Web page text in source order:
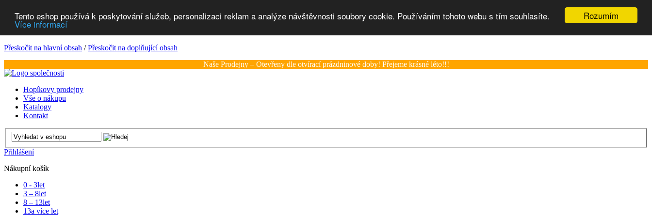
Rozumím
Tento eshop používá k poskytování služeb, personalizaci reklam a analýze návštěvnosti soubory cookie. Používáním tohoto webu s tím souhlasíte.
Více informací
Přeskočit na hlavní obsah /Přeskočit na doplňující obsah
Naše Prodejny – Otevřeny dle otvírací prázdninové doby! Přejeme krásné léto!!!
Hopíkovy prodejny
Vše o nákupu
Katalogy
Kontakt
Přihlášení
Nákupní košík
0 - 3let
3 – 8let
8 – 13let
13a více let